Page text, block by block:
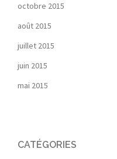
octobre 2015
août 2015
juillet 2015
juin 2015
mai 2015
CATÉGORIES